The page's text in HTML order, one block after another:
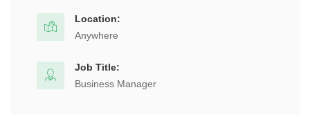
Location:
Anywhere
Job Title:
Business Manager